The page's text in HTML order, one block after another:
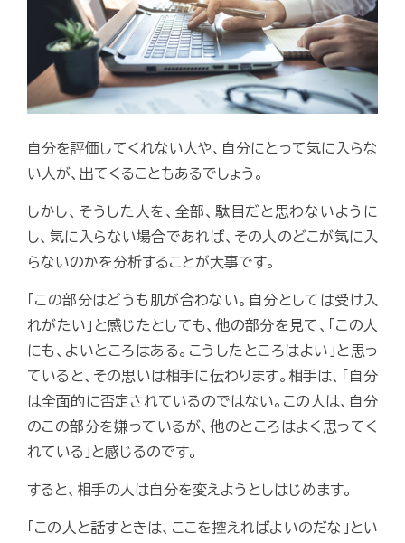
自分を評価してくれない人や、自分にとって気に入らな
い人が、出てくることもあるでしょう。
しかし、そうした人を、全部、駄目だと思わないように
し、気に入らない場合であれば、その人のどこが気に入
らないのかを分析することが大事です。
「この部分はどうも肌が合わない。自分としては受け入
れがたい」と感じたとしても、他の部分を見て、「この人
にも、よいところはある。こうしたところはよい」と思っ
ていると、その思いは相手に伝わります。相手は、「自分
は全面的に否定されているのではない。この人は、自分
のこの部分を嫌っているが、他のところはよく思ってく
れている」と感じるのです。
すると、相手の人は自分を変えようとしはじめます。
「この人と話すときは、ここを控えればよいのだな」とい